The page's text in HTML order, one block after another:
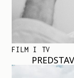
FILM I TV